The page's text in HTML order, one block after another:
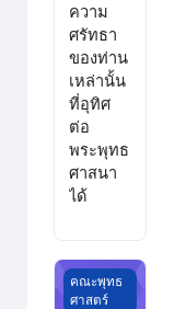
ความ
ศรัทธา
ของท่าน
เหล่านั้น
ที่อุทิศ
ต่อ
พระพุทธ
ศาสนา
ได้
พระอภิธรรมปิฎก
คณะพุทธ
ศาสตร์